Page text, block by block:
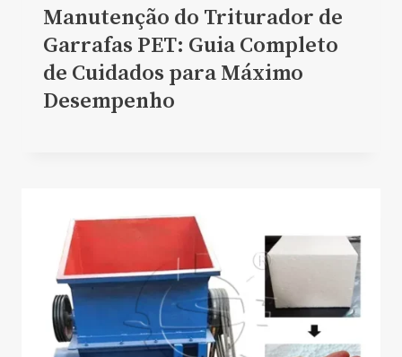
Manutenção do Triturador de
Garrafas PET: Guia Completo
de Cuidados para Máximo
Desempenho